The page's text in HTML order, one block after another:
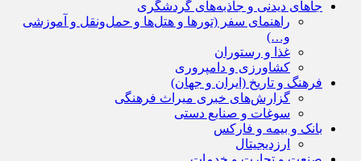
جاهای دیدنی و جاذبه‌های گردشگری
راهنمای سفر (تورها و هتل‌ها و حمل‌و‌نقل و آموزشی
و…)
غذا و رستوران
کشاورزی و دامپروری
فرهنگ و تاریخ (ایران و جهان)
گزارش‌های خبری میراث فرهنگی
سوغات و صنایع دستی
بانک و بیمه و فارکس
ارزدیجیتال